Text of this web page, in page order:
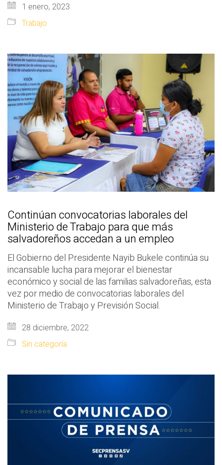
1 enero, 2023
Trabajo
Continúan convocatorias laborales del
Ministerio de Trabajo para que más
salvadoreños accedan a un empleo
El Gobierno del Presidente Nayib Bukele continúa su
incansable lucha para mejorar el bienestar
económico y social de las familias salvadoreñas, esta
vez por medio de convocatorias laborales del
Ministerio de Trabajo y Previsión Social.
28 diciembre, 2022
Sin categoría